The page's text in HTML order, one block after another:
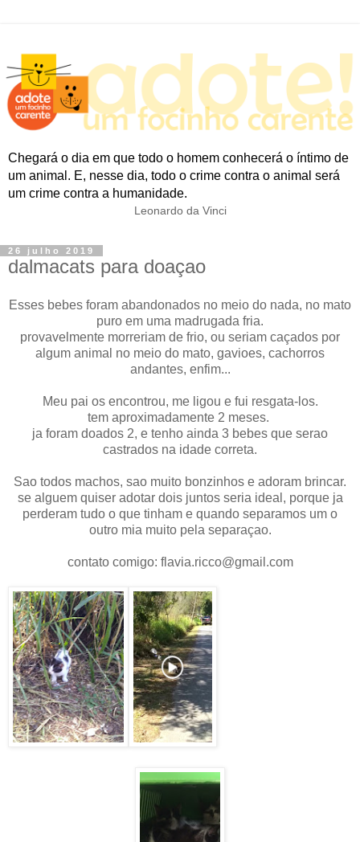
Chegará o dia em que todo o homem conhecerá o íntimo de
um animal. E, nesse dia, todo o crime contra o animal será
um crime contra a humanidade.
Leonardo da Vinci
26 julho 2019
dalmacats para doaçao
Esses bebes foram abandonados no meio do nada, no mato
puro em uma madrugada fria.
provavelmente morreriam de frio, ou seriam caçados por
algum animal no meio do mato, gavioes, cachorros
andantes, enfim...
Meu pai os encontrou, me ligou e fui resgata-los.
tem aproximadamente 2 meses.
ja foram doados 2, e tenho ainda 3 bebes que serao
castrados na idade correta.
Sao todos machos, sao muito bonzinhos e adoram brincar.
se alguem quiser adotar dois juntos seria ideal, porque ja
perderam tudo o que tinham e quando separamos um o
outro mia muito pela separaçao.
contato comigo: flavia.ricco@gmail.com